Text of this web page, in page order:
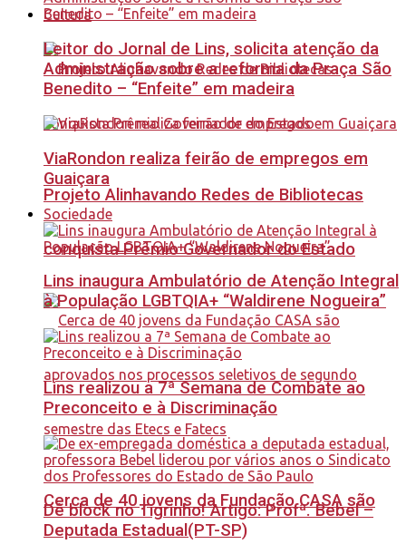
Cultura
Projeto Alinhavando Redes de Bibliotecas
conquista Prêmio Governador do Estado
Cerca de 40 jovens da Fundação CASA são
Leitor do Jornal de Lins, solicita atenção da
Administração sobre a reforma da Praça São
Benedito – “Enfeite” em madeira
ViaRondon realiza feirão de empregos em
Guaiçara
Sociedade
Lins inaugura Ambulatório de Atenção Integral
à População LGBTQIA+ “Waldirene Nogueira”
Lins realizou a 7ª Semana de Combate ao
Preconceito e à Discriminação
Dê block no Tigrinho! Artigo: Profª. Bebel –
Deputada Estadual(PT-SP)